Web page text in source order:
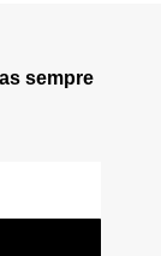
sempre